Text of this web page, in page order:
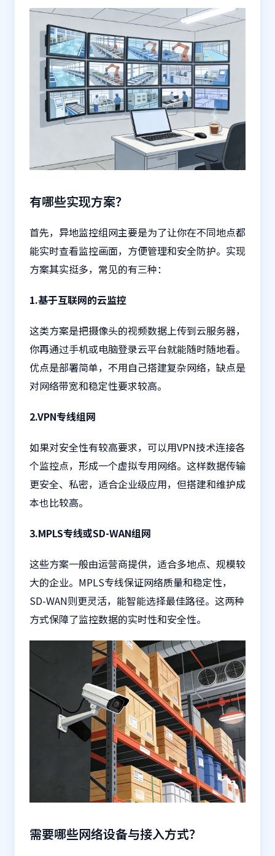
有哪些实现方案？
首先，异地监控组网主要是为了让你在不同地点都
能实时查看监控画面，方便管理和安全防护。实现
方案其实挺多，常见的有三种：
1.基于互联网的云监控
这类方案是把摄像头的视频数据上传到云服务器，
你再通过手机或电脑登录云平台就能随时随地看。
优点是部署简单，不用自己搭建复杂网络，缺点是
对网络带宽和稳定性要求较高。
2.VPN专线组网
如果对安全性有较高要求，可以用VPN技术连接各
个监控点，形成一个虚拟专用网络。这样数据传输
更安全、私密，适合企业级应用，但搭建和维护成
本也比较高。
3.MPLS专线或SD-WAN组网
这些方案一般由运营商提供，适合多地点、规模较
大的企业。MPLS专线保证网络质量和稳定性，
SD-WAN则更灵活，能智能选择最佳路径。这两种
方式保障了监控数据的实时性和安全性。
需要哪些网络设备与接入方式？